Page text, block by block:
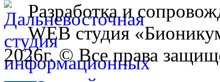
Разработка и
WEB студия
2026г. © Все права